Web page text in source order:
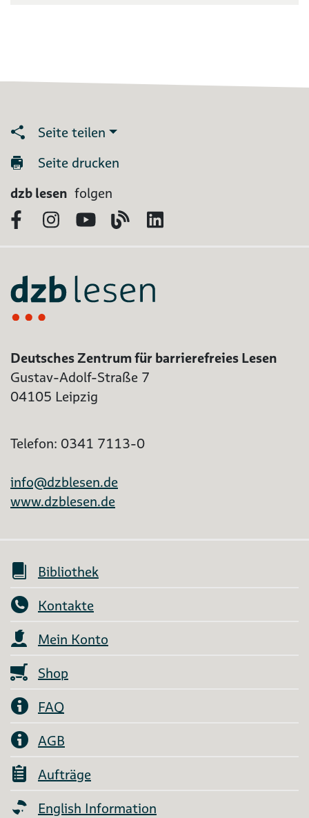
Seite teilen
Seite drucken
dzb lesen folgen
FacebookInstagram
YouTubeBlog
Deutsches Zentrum für barrierefreies Lesen
Gustav-Adolf-Straße 7
04105 Leipzig
Telefon: 0341 7113-0
info@dzblesen.de
www.dzblesen.de
Bibliothek
Kontakte
Mein Konto
Shop
FAQ
AGB
Aufträge
English Information